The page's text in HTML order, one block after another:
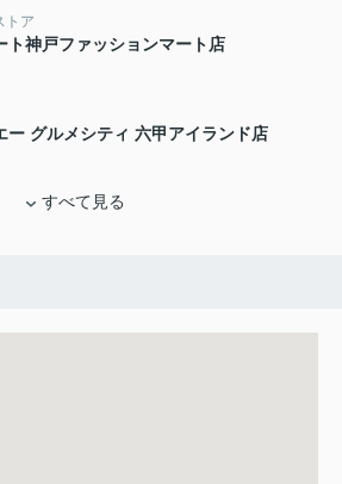
トア
ト神戸ファッションマート店
ー グルメシティ 六甲アイランド店
すべて見る